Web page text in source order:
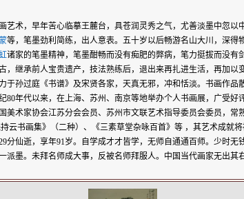
艺术，早年苦心临摹王麓台，具苍润灵秀之气，尤善淡墨中忽以
等，笔墨劲利简练，出人意表。五十岁以后畅游名山大川，深得
诸家的笔墨精神，笔墨酣畅而没有痴肥的弊病，笔力挺拔而没有
，继承前人宝贵遗产，技法熟练后，退出来再扎进生活，再加以
于孙过庭《书谱》及宋贤各家，天真无邪，冲和恬淡。书画作品
年代以来，在上海、苏州、南京等地举办个人书画展，广受好
美术家协会江苏分会会员、苏州市文联艺术指导委员会委员，常
云书画集》（二种）、《三素草堂杂咏百首》等 ，其艺术成就将
分仙逝，享年91岁。自学成才才皆学，无师自通通百师。少时无
墨。未拜名师成大事，反被名师拜服人。中国当代画家无出其